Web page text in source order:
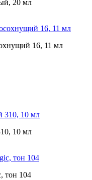
20 мл
16, 11 мл
10 мл
тон 104